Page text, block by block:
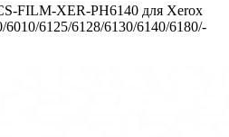
FILM-XER-PH6140 для Xerox
­6010/­6125/­6128/­6130/­6140/­6180/­